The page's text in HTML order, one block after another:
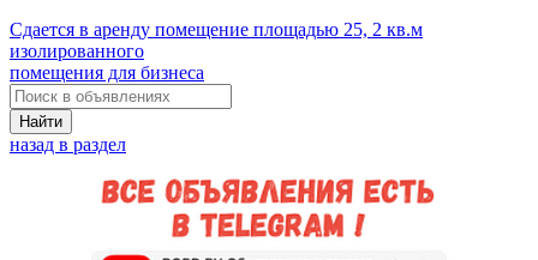
Сдается в аренду помещение площадью 25, 2 кв.м
изолированного
помещения для бизнеса
Найти
назад в раздел